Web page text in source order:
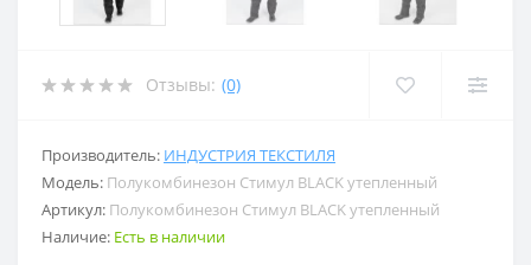
Отзывы: (0)
Производитель: ИНДУСТРИЯ ТЕКСТИЛЯ
Модель: Полукомбинезон Стимул BLACK утепленный
Артикул: Полукомбинезон Стимул BLACK утепленный
Наличие: Есть в наличии